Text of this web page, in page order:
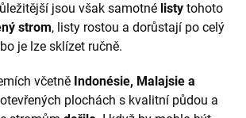
jsou však samotné listy tohoto
strom, listy rostou a dorůstají po celý
je lze sklízet ručně.
včetně Indonésie, Malajsie a
plochách s kvalitní půdou a